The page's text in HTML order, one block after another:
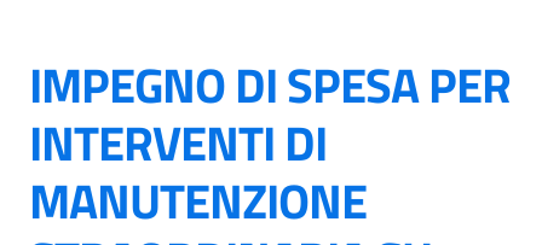
IMPEGNO DI SPESA PER
INTERVENTI DI
MANUTENZIONE